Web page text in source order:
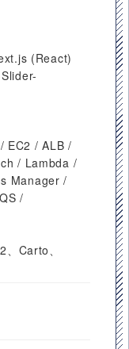
(React)
EC2 / ALB /
/ Lambda /
Manager /
/
Carto、